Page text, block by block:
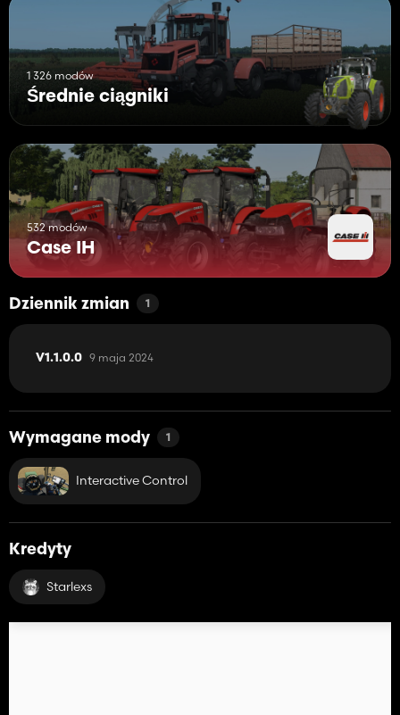
1 326 modów
Średnie ciągniki
532 modów
Case IH
Dziennik zmian 1
V1.1.0.0 9 maja 2024
Wymagane mody 1
Interactive Control
Kredyty
Starlexs